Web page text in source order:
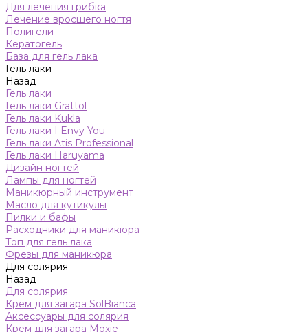
Для лечения грибка
Лечение вросшего ногтя
Полигели
Кератогель
База для гель лака
Гель лаки
Назад
Гель лаки
Гель лаки Grattol
Гель лаки Kukla
Гель лаки I Envy You
Гель лаки Atis Professional
Гель лаки Haruyama
Дизайн ногтей
Лампы для ногтей
Маникюрный инструмент
Масло для кутикулы
Пилки и бафы
Расходники для маникюра
Топ для гель лака
Фрезы для маникюра
Для солярия
Назад
Для солярия
Крем для загара SolBianca
Аксессуары для солярия
Крем для загара Moxie